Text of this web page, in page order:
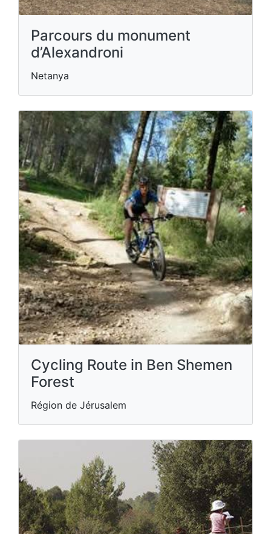
Parcours du monument
d’Alexandroni
Netanya
Cycling Route in Ben Shemen
Forest
Région de Jérusalem